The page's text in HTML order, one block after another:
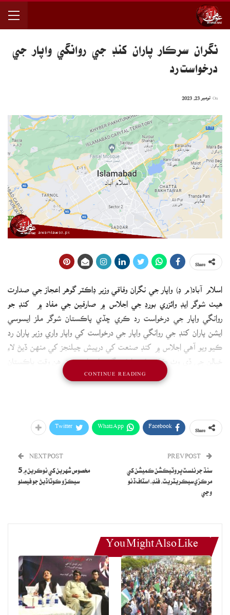
نگران سرڪار پاران کنڊ جي روانگي واپار جي
درخواست رد
اسلام آباد(م ڊ) واپار جي نگران وفاقي وزير ڊاڪٽر گوهر اعجاز جي صدارت
هيٺ شوگر ايڊ وائزري بورڊ جي اجلاس ۾ صارفين جي مفاد ۾ کنڊ جو
روانگي واپار جي درخواست رد ڪري ڇڏي پاڪستان شوگر ملز ايسوسي
ايشن پاران کنڊ جي روانگي واپار جي درخواست کي واپار واري وزير پاران رد
ڪيو ويو آهي اجلاس ۾ کنڊ صنعت کي درپيش چيلنجز کي منهن ڏيڻ لاءِ
خيالن جي ڏي وٺ ڪئي وئي ڊاڪٽر گوهر اعجاز چيو ته هن وقت پاڪستان
لاءِ هر ڊالر جي اهميت آهي اهڙن قدمن کان پاسو ڪرڻ کپي جنهن جي
نتيجي ۾ خزاني کي نقصان ٿي سگهي ٿو.
Facebook
WhatsApp
Twitter
سنڌ جرنلسٽ پروٽيڪشن ڪميشن کي
مرڪزي سيڪريٽريٽ، فنڊ، اسٽاف ڏنو
وڃي
NEXT POST
مخصوص شهرين کي نوڪرين ۾ 5
سيڪڙو ڪوٽا ڏيڻ جو فيصلو
You Might Also Like